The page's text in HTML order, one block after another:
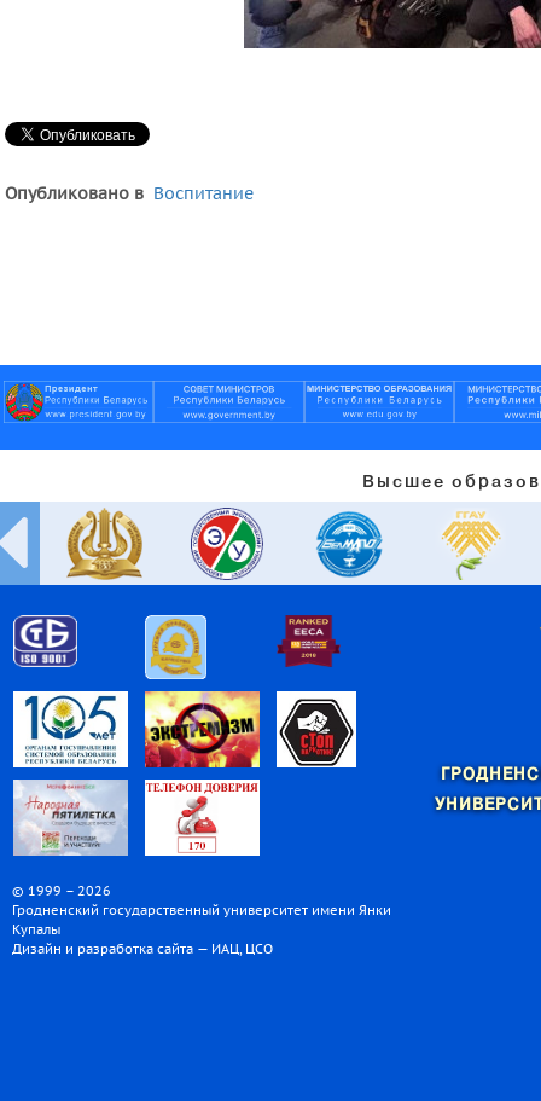
Опубликовано в Воспитание
Высшее
© 1999 – 2026
Гродненский государственный университет имени Янки
Купалы
Дизайн и разработка сайта — ИАЦ, ЦСО